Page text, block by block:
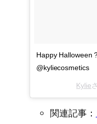
Happy Halloween
@kyliecosmetics
Kylie
関連記事：